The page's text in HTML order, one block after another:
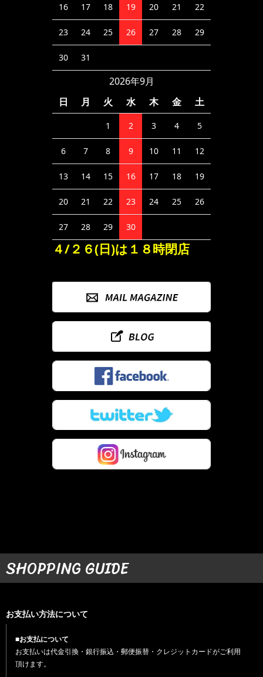
16 17 18 19 20 21 22
23 24 25 26 27 28 29
30 31
2026年9月
日
月 火 水 木 金 土
1 2 3 4 5
6 7 8 9 10 11 12
13 14 15 16 17 18 19
20 21 22 23 24 25 26
27 28 29 30
４/２６(日)は１８時閉店
SHOPPING GUIDE
お支払い方法について
■お支払について
お支払いは代金引換・銀行振込・郵便振替・クレジットカードがご利用
頂けます。